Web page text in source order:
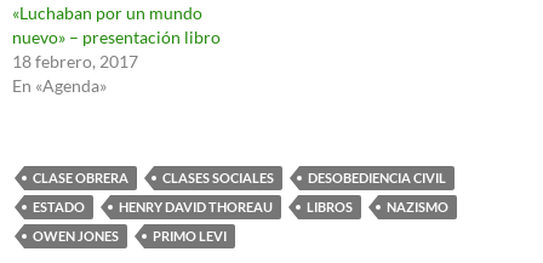
«Luchaban por un mundo
nuevo» – presentación libro
18 febrero, 2017
En «Agenda»
CLASE OBRERA CLASES SOCIALES
DESOBEDIENCIA CIVIL
ESTADO
HENRY DAVID THOREAU LIBROS
NAZISMO
OWEN JONES
PRIMO LEVI